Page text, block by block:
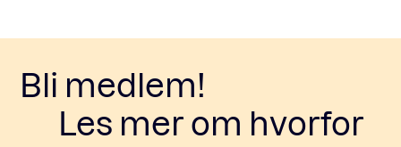
Bli medlem!
Les mer om hvorfor